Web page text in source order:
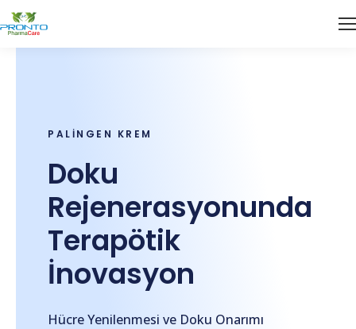
PALİNGEN KREM
Doku
Rejenerasyonunda
Terapötik
İnovasyon
Hücre Yenilenmesi ve Doku Onarımı​